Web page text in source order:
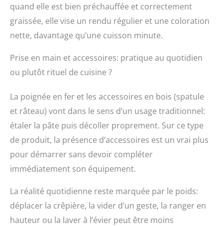
quand elle est bien préchauffée et correctement
graissée, elle vise un rendu régulier et une coloration
nette, davantage qu’une cuisson minute.
Prise en main et accessoires: pratique au quotidien
ou plutôt rituel de cuisine ?
La poignée en fer et les accessoires en bois (spatule
et râteau) vont dans le sens d’un usage traditionnel:
étaler la pâte puis décoller proprement. Sur ce type
de produit, la présence d’accessoires est un vrai plus
pour démarrer sans devoir compléter
immédiatement son équipement.
La réalité quotidienne reste marquée par le poids:
déplacer la crêpière, la vider d’un geste, la ranger en
hauteur ou la laver à l’évier peut être moins